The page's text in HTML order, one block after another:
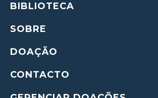
BIBLIOTECA
SOBRE
DOAÇÃO
CONTACTO